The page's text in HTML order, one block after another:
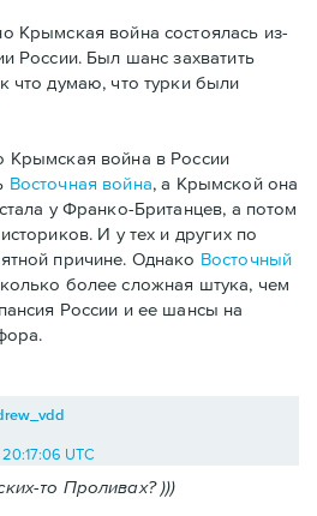
Крымская война состоялась из-
России. Был шанс захватить
что думаю, что турки были
Крымская война в России
Восточная война, а Крымской она
у Франко-Британцев, а потом
И у тех и других по
причине. Однако Восточный
более сложная штука, чем
России и ее шансы на
UTC
то Проливах? )))